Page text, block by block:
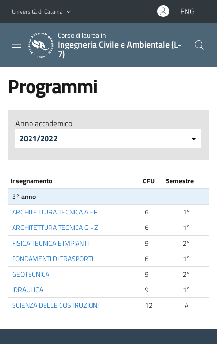
Vai al contenuto principale
Vai al menu di navigazione
Università di Catania ENG
Corso di laurea in
Ingegneria Civile e Ambientale (L-
7)
Programmi
Anno accademico
Insegnamento CFU
Semestre
3° anno
ARCHITETTURA TECNICA A - F
6
1°
ARCHITETTURA TECNICA G - Z
6
1°
FISICA TECNICA E IMPIANTI
9
2°
FONDAMENTI DI TRASPORTI
6
1°
GEOTECNICA
9
2°
IDRAULICA
9
1°
SCIENZA DELLE COSTRUZIONI
12 A